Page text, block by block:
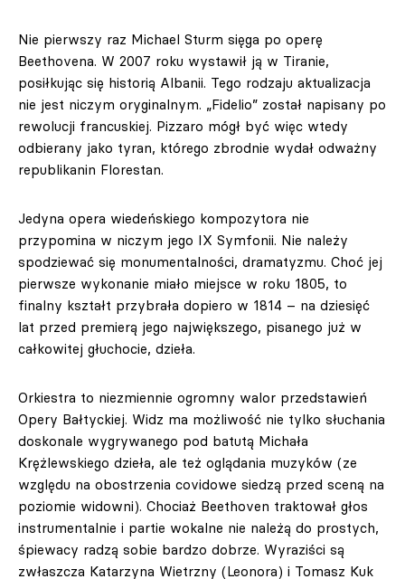
Nie pierwszy raz Michael Sturm sięga po operę
Beethovena. W 2007 roku wystawił ją w Tiranie,
posiłkując się historią Albanii. Tego rodzaju aktualizacja
nie jest niczym oryginalnym. „Fidelio” został napisany po
rewolucji francuskiej. Pizzaro mógł być więc wtedy
odbierany jako tyran, którego zbrodnie wydał odważny
republikanin Florestan.
Jedyna opera wiedeńskiego kompozytora nie
przypomina w niczym jego IX Symfonii. Nie należy
spodziewać się monumentalności, dramatyzmu. Choć jej
pierwsze wykonanie miało miejsce w roku 1805, to
finalny kształt przybrała dopiero w 1814 – na dziesięć
lat przed premierą jego największego, pisanego już w
całkowitej głuchocie, dzieła.
Orkiestra to niezmiennie ogromny walor przedstawień
Opery Bałtyckiej. Widz ma możliwość nie tylko słuchania
doskonale wygrywanego pod batutą Michała
Krężlewskiego dzieła, ale też oglądania muzyków (ze
względu na obostrzenia covidowe siedzą przed sceną na
poziomie widowni). Chociaż Beethoven traktował głos
instrumentalnie i partie wokalne nie należą do prostych,
śpiewacy radzą sobie bardzo dobrze. Wyraziści są
zwłaszcza Katarzyna Wietrzny (Leonora) i Tomasz Kuk